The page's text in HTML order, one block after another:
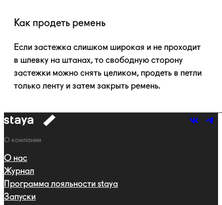
Как продеть ремень
Если застежка слишком широкая и не проходит
в шлевку на штанах, то свободную сторону
застежки можно снять целиком, продеть в петли
только ленту и затем закрыть ремень.
к
Навигация
О компании
О нас
Журнал
Программа лояльности staya
Запуски